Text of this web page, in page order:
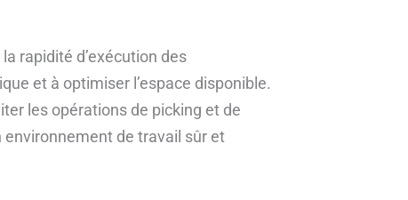
rapidité d’exécution des
et à optimiser l’espace disponible.
les opérations de picking et de
de travail sûr et